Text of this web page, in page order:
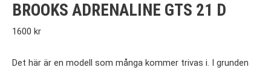
BROOKS ADRENALINE GTS 21 D
1600 kr
Det här är en modell som många kommer trivas i. I grunden